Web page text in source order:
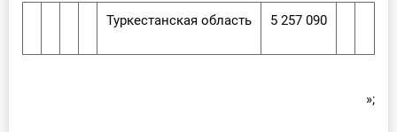
Туркестанская область 5 257 090
»;